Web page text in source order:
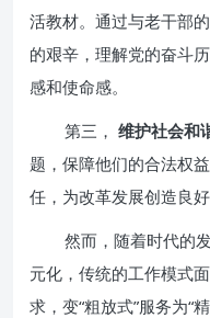
活教材。通过与老干部
的艰辛，理解党的奋斗
感和使命感。
第三， 维护社会和
题，保障他们的合法权
任，为改革发展创造良好
然而，随着时代的
元化，传统的工作模式
求，变“粗放式”服务为“